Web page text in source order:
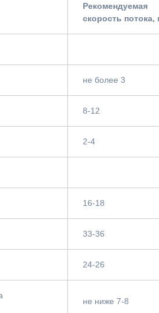
Рекомендуемая
скорость потока,
не более 3
8-12
2-4
16-18
33-36
24-26
не ниже 7-8